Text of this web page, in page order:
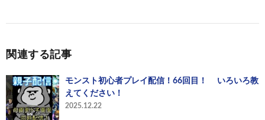
関連する記事
モンスト初心者プレイ配信！66回目！ いろいろ教
えてください！
2025.12.22